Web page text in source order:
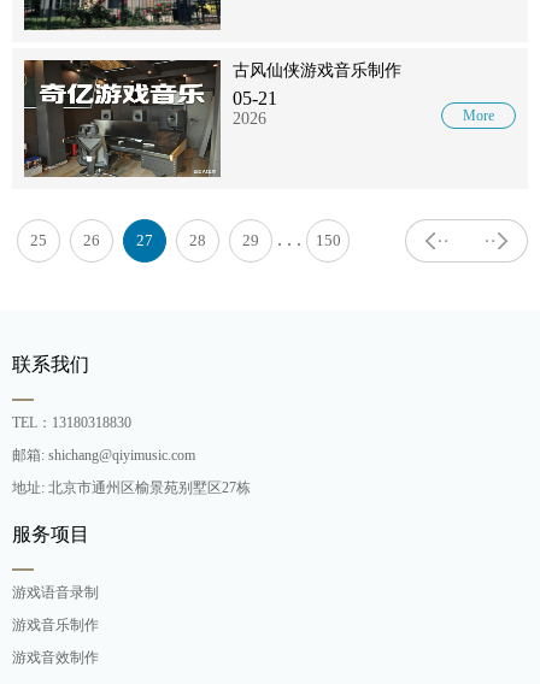
古风仙侠游戏音乐制作
05-21
2026 More
25 26 27 28 29 . . . 150
联系我们
TEL：13180318830
邮箱: shichang@qiyimusic.com
地址: 北京市通州区榆景苑别墅区27栋
服务项目
游戏语音录制
游戏音乐制作
游戏音效制作